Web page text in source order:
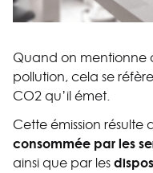
Quand on mentionne
pollution, cela se
CO2 qu’il émet.
Cette émission résulte
consommée par les
ainsi que par les